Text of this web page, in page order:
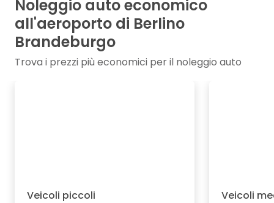
Noleggio auto economico
all'aeroporto di Berlino
Brandeburgo
Trova i prezzi più economici per il noleggio auto
Veicoli piccoli Veicoli